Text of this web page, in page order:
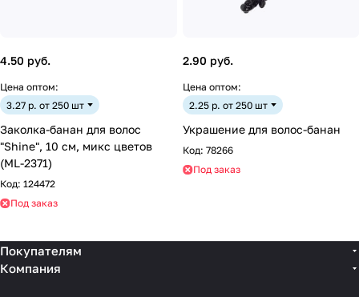
4.50 руб.
Цена оптом:
3.27 р. от 250 шт
Заколка-банан для волос
"Shine", 10 см, микс цветов
(ML-2371)
Код: 124472
Под заказ
2.90 руб.
Цена оптом:
2.25 р. от 250 шт
Украшение для волос-банан
Код: 78266
Под заказ
Покупателям
Компания